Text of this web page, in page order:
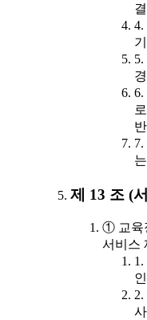
4.
6.
제 13 조 (
① 교육
서비스